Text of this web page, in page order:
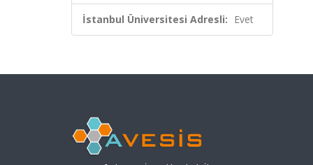
İstanbul Üniversitesi Adresli: Evet